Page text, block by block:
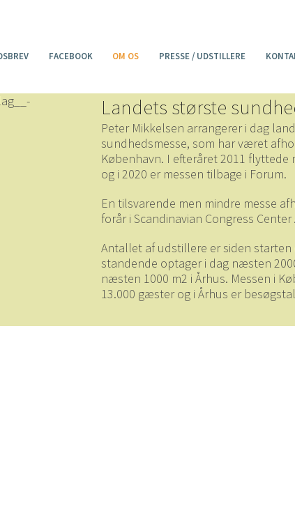
FACEBOOK OM OS PRESSE / UDSTILLERE
Landets største
Peter Mikkelsen arrangerer i dag
sundhedsmesse, som har været
København. I efteråret 2011
og i 2020 er messen tilbage i Forum.
En tilsvarende men mindre messe
forår i Scandinavian Congress Center
Antallet af udstillere er siden starten
standende optager i dag næsten
næsten 1000 m2 i Århus. Messen i
13.000 gæster og i Århus er